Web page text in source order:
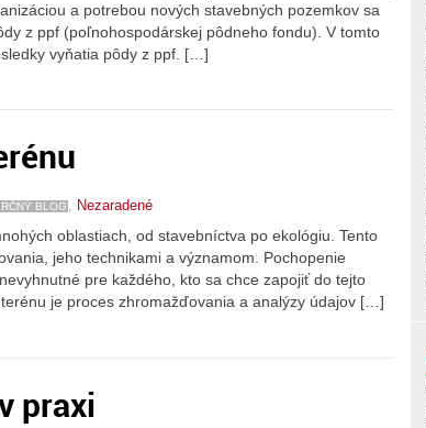
a potrebou nových stavebných pozemkov sa
z ppf (poľnohospodárskej pôdneho fondu). V tomto
vyňatia pôdy z ppf. […]
BLOG , Nezaradené
oblastiach, od stavebníctva po ekológiu. Tento
jeho technikami a významom. Pochopenie
pre každého, kto sa chce zapojiť do tejto
je proces zhromažďovania a analýzy údajov […]
praxi